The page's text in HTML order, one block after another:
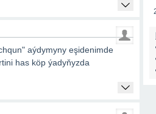
aýdymyny eşidenimde
has köp ýadyňyzda